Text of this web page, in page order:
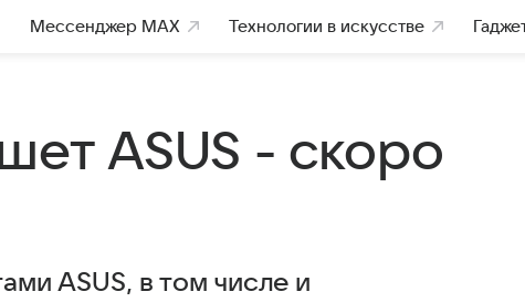
Мессенджер MAX Технологии в искусстве
ASUS - скоро
ASUS, в том числе и